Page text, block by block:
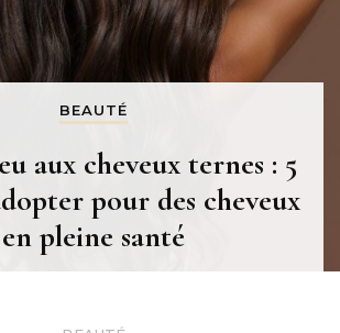
BEAUTÉ
aux cheveux ternes : 5
pour des cheveux
en pleine santé